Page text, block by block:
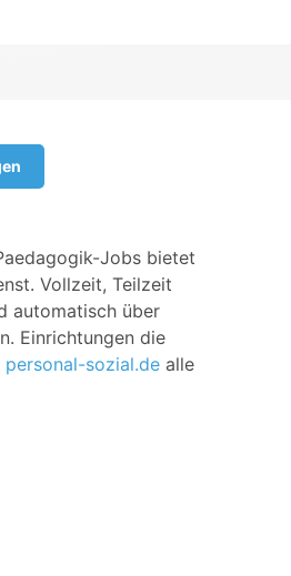
Jobs bietet
Vollzeit, Teilzeit
automatisch über
Einrichtungen die
personal-sozial.de alle